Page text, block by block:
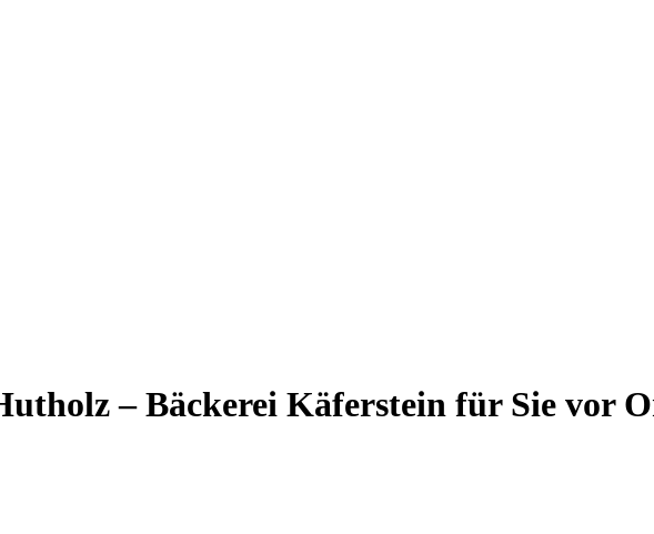
– Bäckerei Käferstein für Sie vor